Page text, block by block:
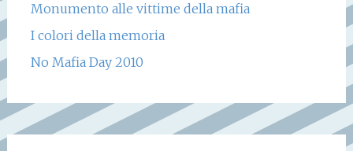
Monumento alle vittime della mafia
I colori della memoria
No Mafia Day 2010